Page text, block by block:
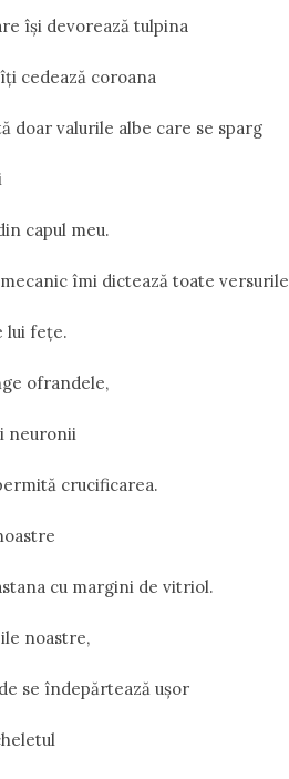
își devorează tulpina
cedează coroana
doar valurile albe care se sparg
capul meu.
îmi dictează toate versurile
lui fețe.
ofrandele,
neuronii
crucificarea.
cu margini de vitriol.
noastre,
se îndepărtează ușor